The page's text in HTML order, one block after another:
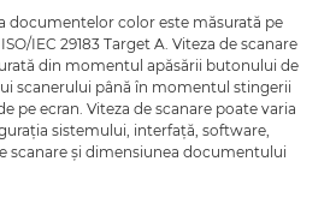
documentelor color este măsurată pe
IEC 29183 Target A. Viteza de scanare
din momentul apăsării butonului de
scanerului până în momentul stingerii
pe ecran. Viteza de scanare poate varia
sistemului, interfaţă, software,
scanare şi dimensiunea documentului